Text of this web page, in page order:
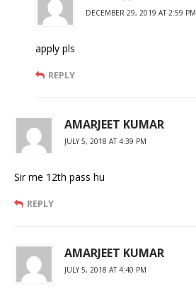
DECEMBER 29, 2019 AT 2:59 PM
apply pls
REPLY
AMARJEET KUMAR
JULY 5, 2018 AT 4:39 PM
Sir me 12th pass hu
REPLY
AMARJEET KUMAR
JULY 5, 2018 AT 4:40 PM